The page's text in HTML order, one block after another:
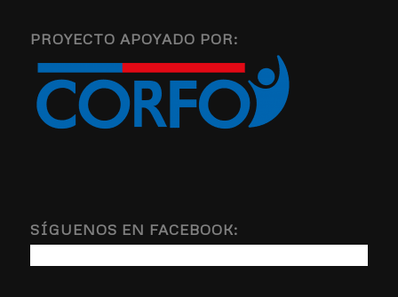
PROYECTO APOYADO POR:
SÍGUENOS EN FACEBOOK: